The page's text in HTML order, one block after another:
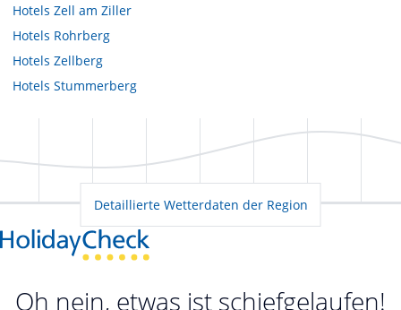
Hotels Zell am Ziller
Hotels Rohrberg
Hotels Zellberg
Hotels Stummerberg
Detaillierte Wetterdaten der Region
Oh nein, etwas ist schiefgelaufen!